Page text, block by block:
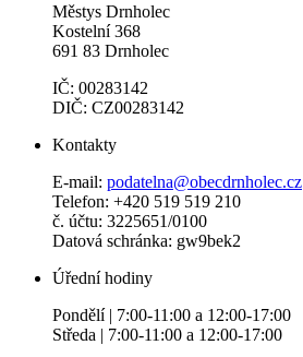
Městys Drnholec
Kostelní 368
691 83 Drnholec
IČ: 00283142
DIČ: CZ00283142
Kontakty
E-mail: podatelna@obecdrnholec.cz
Telefon: +420 519 519 210
č. účtu: 3225651/0100
Datová schránka: gw9bek2
Úřední hodiny
Pondělí | 7:00-11:00 a 12:00-17:00
Středa | 7:00-11:00 a 12:00-17:00